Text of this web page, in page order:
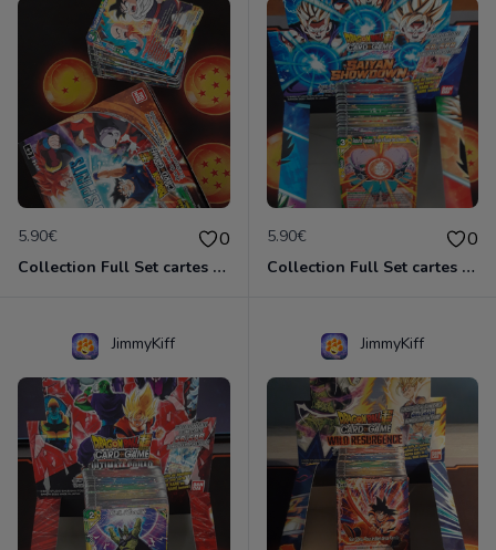
5.90€ 0
Collection Full Set cartes C/UC 98/98 BT14 Cross Spirit / Dragon Ball Super Card Game
5.90€ 0
Collection Full Set cartes C/UC 98/98 BT15 Saiyan Showdown / Dragon Ball Super Card Game
JimmyKiff JimmyKiff